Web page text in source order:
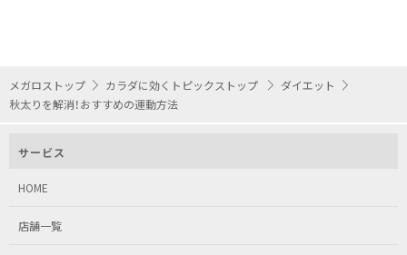
メガロストップ カラダに効くトピックストップ
ダイエット
秋太りを解消！おすすめの運動方法
サービス
HOME
店舗一覧